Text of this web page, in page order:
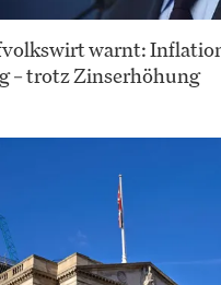
warnt:
– trotz Zinserhöhung